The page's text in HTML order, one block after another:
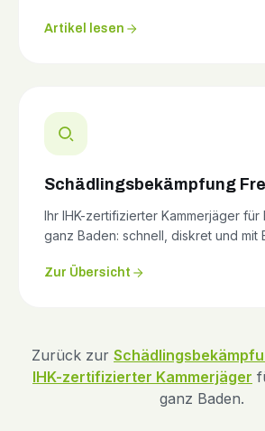
Artikel lesen
Schädlingsbekämpfung
Ihr IHK-zertifizierter Kammerjäger für
ganz Baden: schnell, diskret und mit
Zur Übersicht
Zurück zur
IHK-zertifizierter Kammerjäger
ganz Baden.